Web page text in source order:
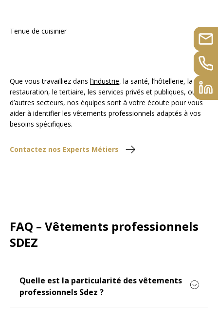
Tenue de cuisinier
Que vous travailliez dans l’industrie, la santé, l’hôtellerie, la
restauration, le tertiaire, les services privés et publiques, ou
d’autres secteurs, nos équipes sont à votre écoute pour vous
aider à identifier les vêtements professionnels adaptés à vos
besoins spécifiques.
Contactez nos Experts Métiers
FAQ – Vêtements professionnels
SDEZ
Quelle est la particularité des vêtements
professionnels Sdez ?